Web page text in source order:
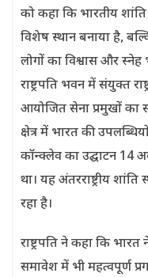
को कहा कि भारतीय
विशेष स्थान बनाया है,
लोगों का विश्वास और स्नेह
राष्ट्रपति भवन में संयुक्त
आयोजित सेना प्रमुखों का
क्षेत्र में भारत की
कॉन्क्लेव का उद्घाटन
था। यह अंतरराष्ट्रीय
रहा है।
राष्ट्रपति ने कहा कि
समावेश में भी महत्वपूर्ण